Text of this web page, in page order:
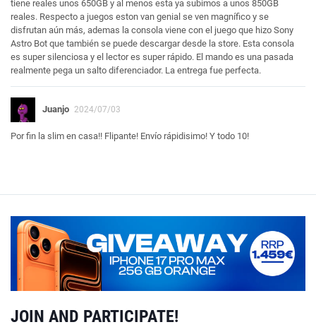
tiene reales unos 650GB y al menos esta ya subimos a unos 850GB
reales. Respecto a juegos eston van genial se ven magnífico y se
disfrutan aún más, ademas la consola viene con el juego que hizo Sony
Astro Bot que también se puede descargar desde la store. Esta consola
es super silenciosa y el lector es super rápido. El mando es una pasada
realmente pega un salto diferenciador. La entrega fue perfecta.
Juanjo 2024/07/03
Por fin la slim en casa!! Flipante! Envío rápidisimo! Y todo 10!
JOIN AND PARTICIPATE!